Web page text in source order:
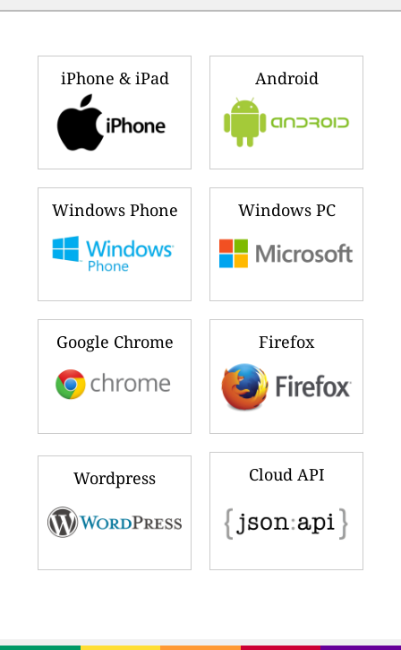
iPhone & iPad Android
Windows Phone Windows PC
Google Chrome Firefox
Wordpress Cloud API